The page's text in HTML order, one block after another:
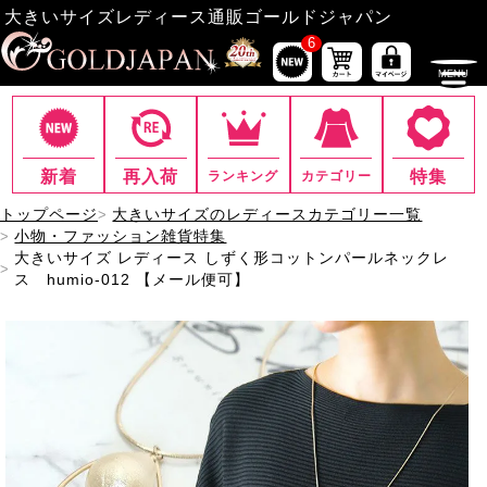
大きいサイズレディース通販ゴールドジャパン
6
新着 再入荷 ランキング カテゴリー 特集
トップページ
大きいサイズのレディースカテゴリー一覧
小物・ファッション雑貨特集
大きいサイズ レディース しずく形コットンパールネックレ
ス humio-012 【メール便可】